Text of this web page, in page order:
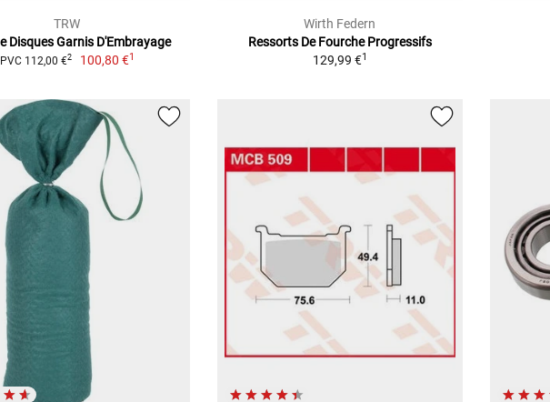
TRW
Disques Garnis D'Embrayage
PVC 112,00 €2 100,80 €1
Wirth Federn
Ressorts De Fourche Progressifs
129,99 €1